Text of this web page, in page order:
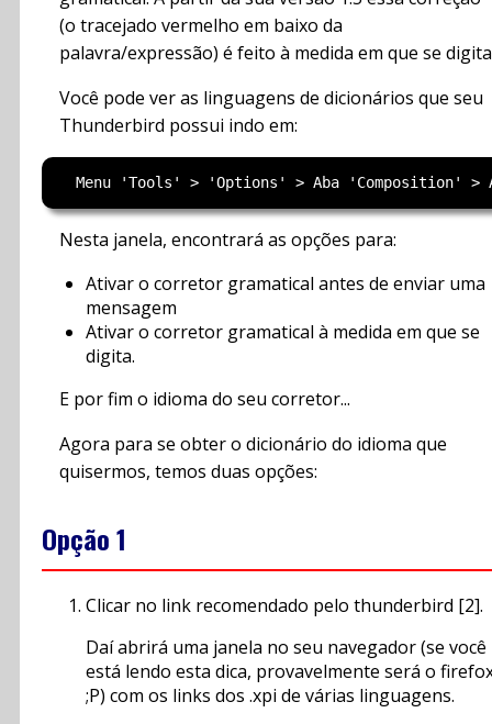
(o tracejado vermelho em baixo da
palavra/expressão) é feito à medida em que se
Você pode ver as linguagens de dicionários que seu
Thunderbird possui indo em:
Nesta janela, encontrará as opções para:
Ativar o corretor gramatical antes de enviar uma
mensagem
Ativar o corretor gramatical à medida em que se
digita.
E por fim o idioma do seu corretor...
Agora para se obter o dicionário do idioma que
quisermos, temos duas opções:
Opção 1
Clicar no link recomendado pelo thunderbird [2].
Daí abrirá uma janela no seu navegador (se você
está lendo esta dica, provavelmente será o
;P) com os links dos .xpi de várias linguagens.